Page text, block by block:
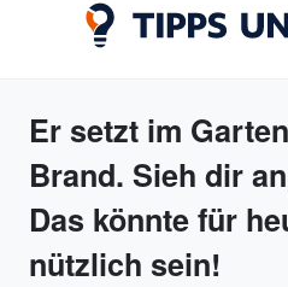
Er setzt im
Brand. Sieh dir
Das könnte für
nützlich sein!